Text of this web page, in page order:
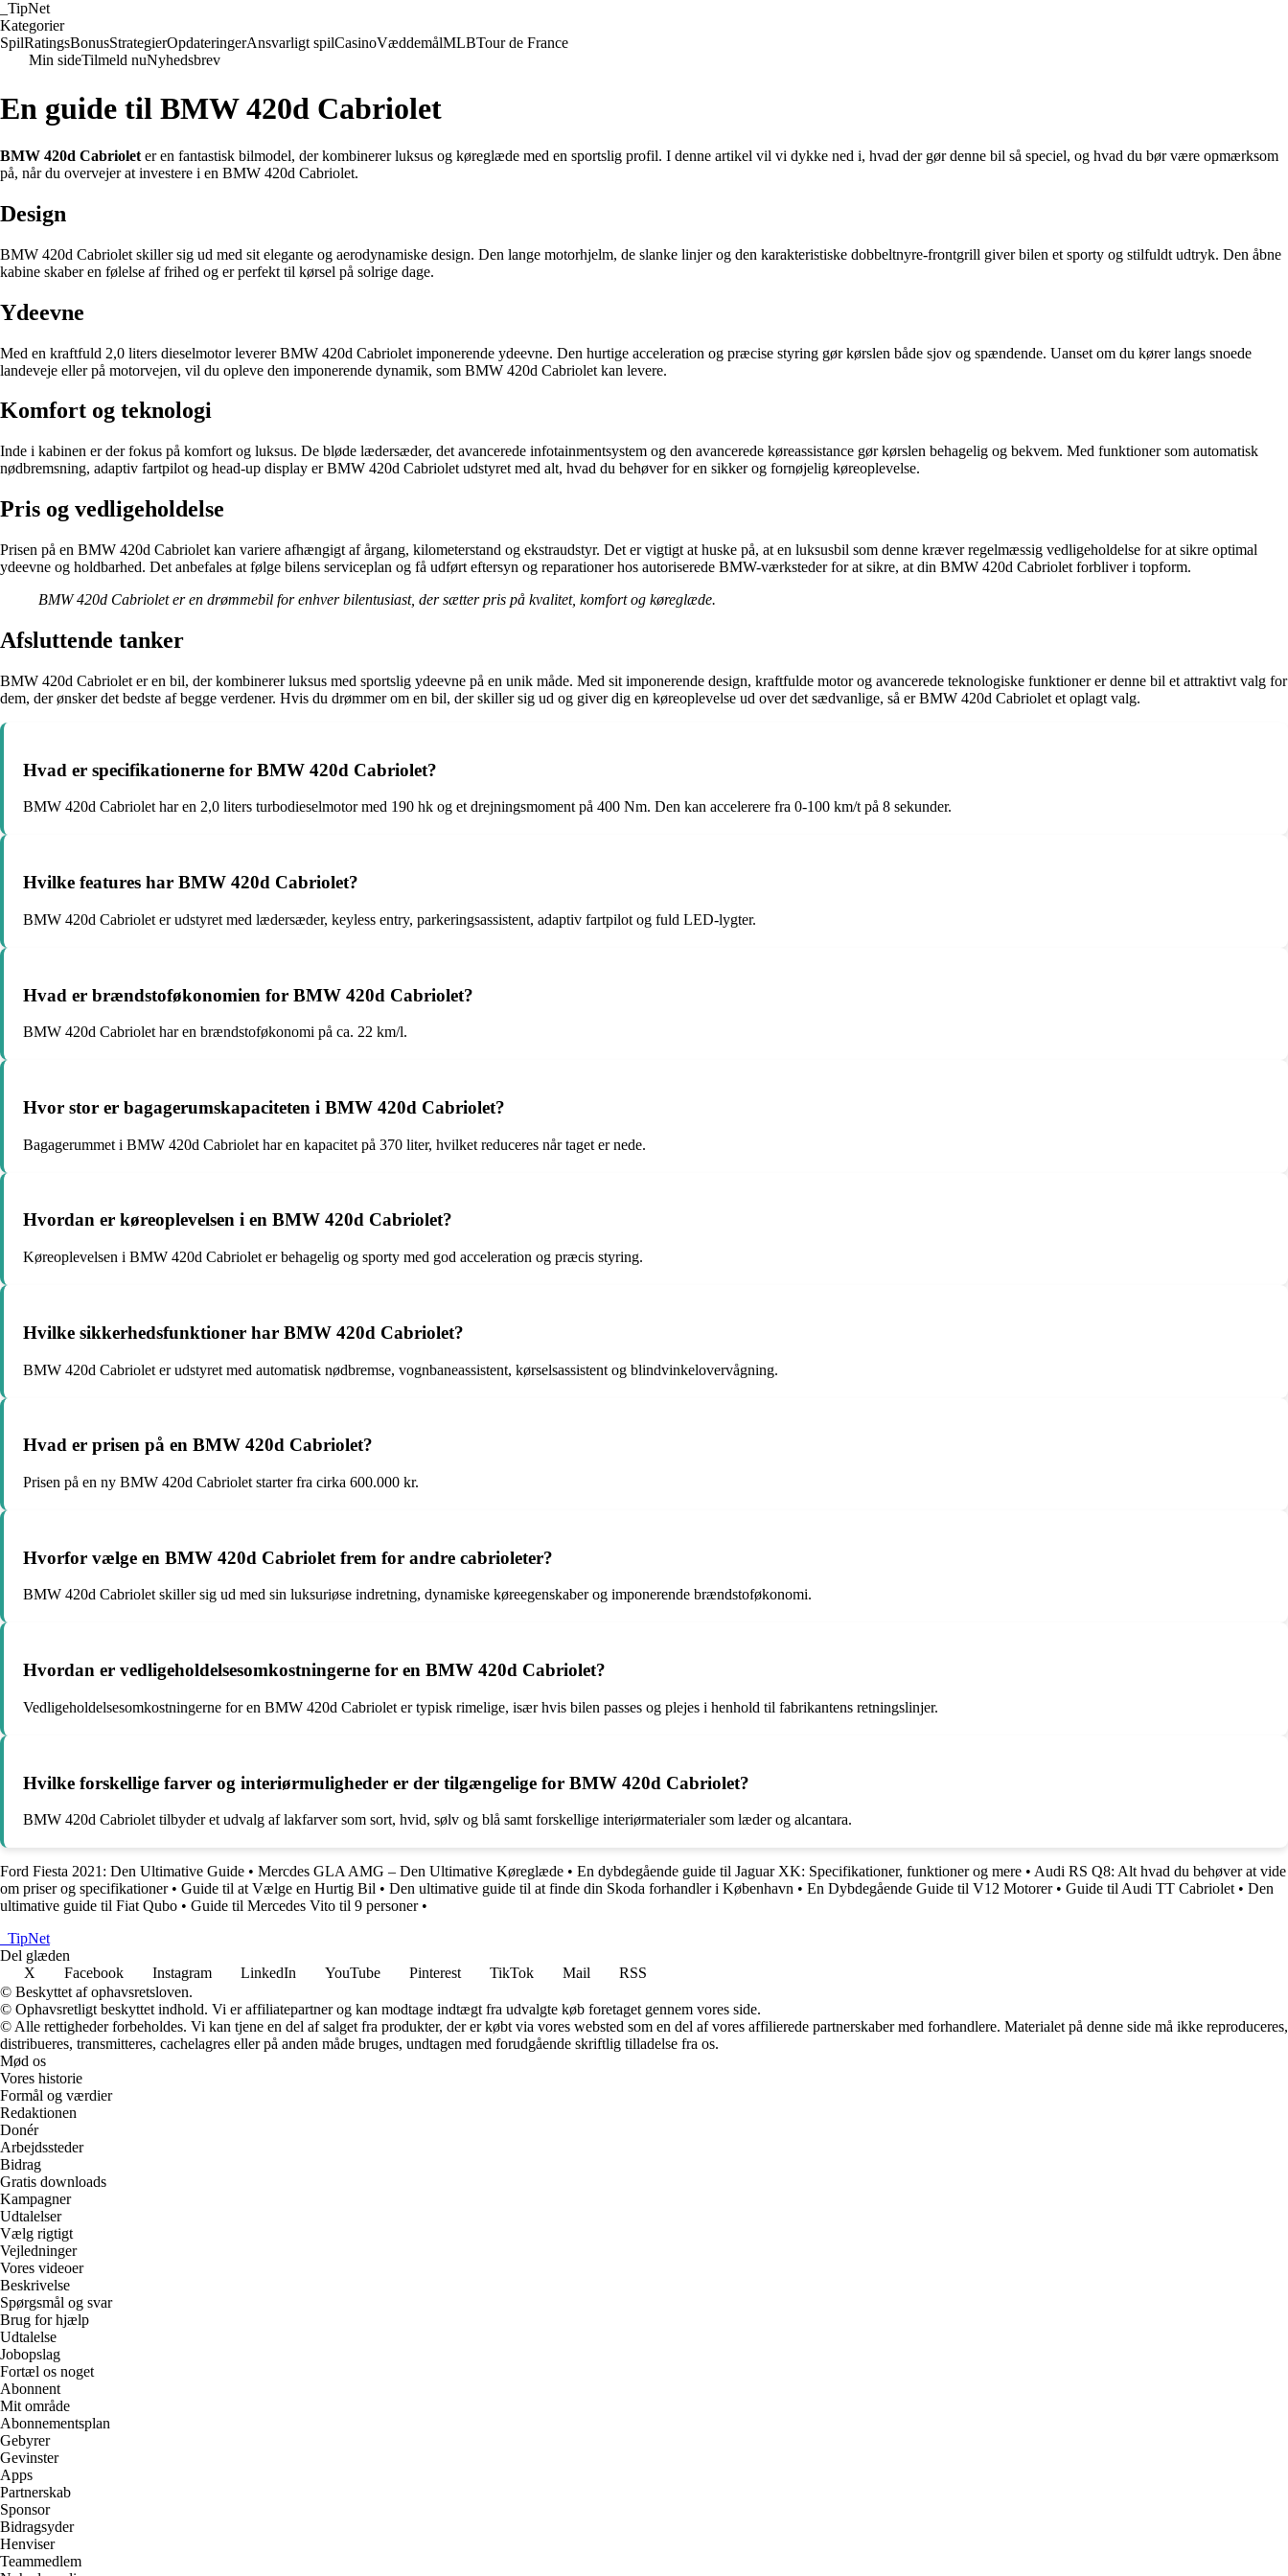
TipNet
Kategorier
SpilRatingsBonusStrategierOpdateringerAnsvarligt spilCasinoVæddemålMLBTour de France
Min sideTilmeld nuNyhedsbrev
En guide til BMW 420d Cabriolet
BMW 420d Cabriolet er en fantastisk bilmodel, der kombinerer luksus og køreglæde med en sportslig profil. I denne artikel vil vi dykke ned i, hvad der gør denne bil så speciel, og hvad du bør være opmærksom
på, når du overvejer at investere i en BMW 420d Cabriolet.
Design
BMW 420d Cabriolet skiller sig ud med sit elegante og aerodynamiske design. Den lange motorhjelm, de slanke linjer og den karakteristiske dobbeltnyre-frontgrill giver bilen et sporty og stilfuldt udtryk. Den åbne
kabine skaber en følelse af frihed og er perfekt til kørsel på solrige dage.
Ydeevne
Med en kraftfuld 2,0 liters dieselmotor leverer BMW 420d Cabriolet imponerende ydeevne. Den hurtige acceleration og præcise styring gør kørslen både sjov og spændende. Uanset om du kører langs snoede
landeveje eller på motorvejen, vil du opleve den imponerende dynamik, som BMW 420d Cabriolet kan levere.
Komfort og teknologi
Inde i kabinen er der fokus på komfort og luksus. De bløde lædersæder, det avancerede infotainmentsystem og den avancerede køreassistance gør kørslen behagelig og bekvem. Med funktioner som automatisk
nødbremsning, adaptiv fartpilot og head-up display er BMW 420d Cabriolet udstyret med alt, hvad du behøver for en sikker og fornøjelig køreoplevelse.
Pris og vedligeholdelse
Prisen på en BMW 420d Cabriolet kan variere afhængigt af årgang, kilometerstand og ekstraudstyr. Det er vigtigt at huske på, at en luksusbil som denne kræver regelmæssig vedligeholdelse for at sikre optimal
ydeevne og holdbarhed. Det anbefales at følge bilens serviceplan og få udført eftersyn og reparationer hos autoriserede BMW-værksteder for at sikre, at din BMW 420d Cabriolet forbliver i topform.
BMW 420d Cabriolet er en drømmebil for enhver bilentusiast, der sætter pris på kvalitet, komfort og køreglæde.
Afsluttende tanker
BMW 420d Cabriolet er en bil, der kombinerer luksus med sportslig ydeevne på en unik måde. Med sit imponerende design, kraftfulde motor og avancerede teknologiske funktioner er denne bil et attraktivt valg for
dem, der ønsker det bedste af begge verdener. Hvis du drømmer om en bil, der skiller sig ud og giver dig en køreoplevelse ud over det sædvanlige, så er BMW 420d Cabriolet et oplagt valg.
Hvad er specifikationerne for BMW 420d Cabriolet?
BMW 420d Cabriolet har en 2,0 liters turbodieselmotor med 190 hk og et drejningsmoment på 400 Nm. Den kan accelerere fra 0-100 km/t på 8 sekunder.
Hvilke features har BMW 420d Cabriolet?
BMW 420d Cabriolet er udstyret med lædersæder, keyless entry, parkeringsassistent, adaptiv fartpilot og fuld LED-lygter.
Hvad er brændstoføkonomien for BMW 420d Cabriolet?
BMW 420d Cabriolet har en brændstoføkonomi på ca. 22 km/l.
Hvor stor er bagagerumskapaciteten i BMW 420d Cabriolet?
Bagagerummet i BMW 420d Cabriolet har en kapacitet på 370 liter, hvilket reduceres når taget er nede.
Hvordan er køreoplevelsen i en BMW 420d Cabriolet?
Køreoplevelsen i BMW 420d Cabriolet er behagelig og sporty med god acceleration og præcis styring.
Hvilke sikkerhedsfunktioner har BMW 420d Cabriolet?
BMW 420d Cabriolet er udstyret med automatisk nødbremse, vognbaneassistent, kørselsassistent og blindvinkelovervågning.
Hvad er prisen på en BMW 420d Cabriolet?
Prisen på en ny BMW 420d Cabriolet starter fra cirka 600.000 kr.
Hvorfor vælge en BMW 420d Cabriolet frem for andre cabrioleter?
BMW 420d Cabriolet skiller sig ud med sin luksuriøse indretning, dynamiske køreegenskaber og imponerende brændstoføkonomi.
Hvordan er vedligeholdelsesomkostningerne for en BMW 420d Cabriolet?
Vedligeholdelsesomkostningerne for en BMW 420d Cabriolet er typisk rimelige, især hvis bilen passes og plejes i henhold til fabrikantens retningslinjer.
Hvilke forskellige farver og interiørmuligheder er der tilgængelige for BMW 420d Cabriolet?
BMW 420d Cabriolet tilbyder et udvalg af lakfarver som sort, hvid, sølv og blå samt forskellige interiørmaterialer som læder og alcantara.
Ford Fiesta 2021: Den Ultimative Guide • Mercdes GLA AMG – Den Ultimative Køreglæde • En dybdegående guide til Jaguar XK: Specifikationer, funktioner og mere • Audi RS Q8: Alt hvad du behøver at vide
om priser og specifikationer• Guide til at Vælge en Hurtig Bil • Den ultimative guide til at finde din Skoda forhandler i København • En Dybdegående Guide til V12 Motorer• Guide til Audi TT Cabriolet • Den
ultimative guide til Fiat Qubo • Guide til Mercedes Vito til 9 personer•
TipNet
Del glæden
X
Facebook Instagram LinkedIn YouTube Pinterest TikTok Mail
RSS
© Beskyttet af ophavsretsloven.
© Ophavsretligt beskyttet indhold. Vi er affiliatepartner og kan modtage indtægt fra udvalgte køb foretaget gennem vores side.
© Alle rettigheder forbeholdes. Vi kan tjene en del af salget fra produkter, der er købt via vores websted som en del af vores affilierede partnerskaber med forhandlere. Materialet på denne side må ikke reproduceres,
distribueres, transmitteres, cachelagres eller på anden måde bruges, undtagen med forudgående skriftlig tilladelse fra os.
Mød os
Vores historie
Formål og værdier
Redaktionen
Donér
Arbejdssteder
Bidrag
Gratis downloads
Kampagner
Udtalelser
Vælg rigtigt
Vejledninger
Vores videoer
Beskrivelse
Spørgsmål og svar
Brug for hjælp
Udtalelse
Jobopslag
Fortæl os noget
Abonnent
Mit område
Abonnementsplan
Gebyrer
Gevinster
Apps
Partnerskab
Sponsor
Bidragsyder
Henviser
Teammedlem